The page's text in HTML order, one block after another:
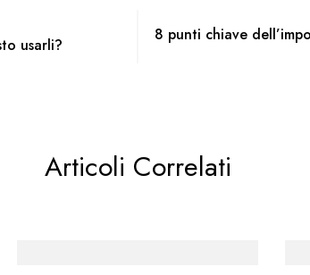
usarli?
8 punti chiave
Articoli Correlati